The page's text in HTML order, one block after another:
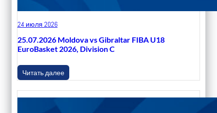
24 июля 2026
25.07.2026 Moldova vs Gibraltar FIBA U18
EuroBasket 2026, Division C
Читать далее